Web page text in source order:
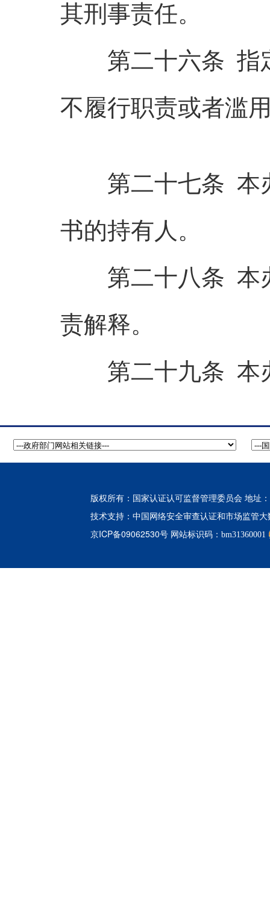
其刑事责任。
第二十六条 指定
不履行职责或者滥
第二十七条 本办
书的持有人。
第二十八条 本办
责解释。
第二十九条 本办
版权所有：国家认证认可监督管理委员会 地址
技术支持： 中国网络安全审查认证和市场监管
京ICP备09062530号 网站标识码：bm31360001